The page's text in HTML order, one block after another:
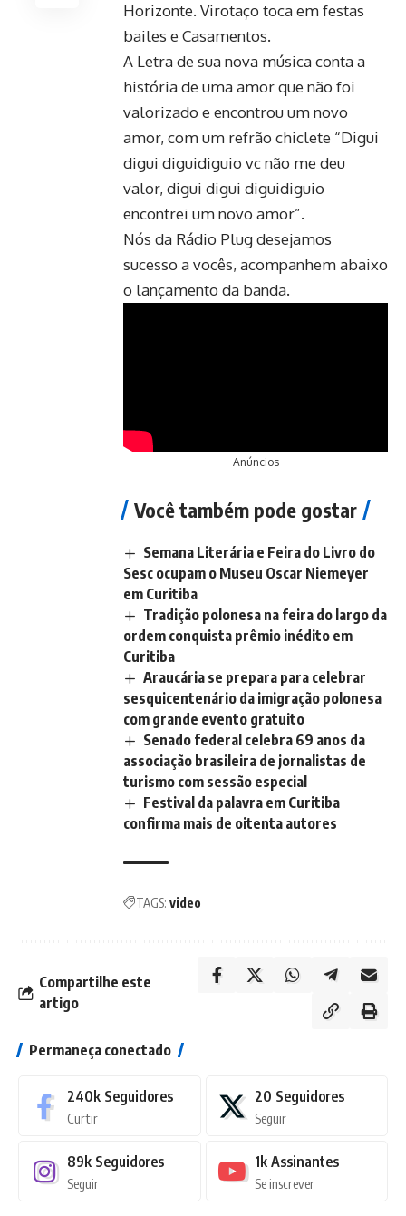
Horizonte. Virotaço toca em festas
bailes e Casamentos.
A Letra de sua nova música conta a
história de uma amor que não foi
valorizado e encontrou um novo
amor, com um refrão chiclete “Digui
digui diguidiguio vc não me deu
valor, digui digui diguidiguio
encontrei um novo amor”.
Nós da Rádio Plug desejamos
sucesso a vocês, acompanhem abaixo
o lançamento da banda.
Anúncios
Você também pode gostar
Semana Literária e Feira do Livro do
Sesc ocupam o Museu Oscar Niemeyer
em Curitiba
Tradição polonesa na feira do largo da
ordem conquista prêmio inédito em
Curitiba
Araucária se prepara para celebrar
sesquicentenário da imigração polonesa
com grande evento gratuito
Senado federal celebra 69 anos da
associação brasileira de jornalistas de
turismo com sessão especial
Festival da palavra em Curitiba
confirma mais de oitenta autores
TAGS: video
Compartilhe este
artigo
Permaneça conectado
240k Seguidores
Curtir
20 Seguidores
Seguir
89k Seguidores
Seguir
1k Assinantes
Se inscrever